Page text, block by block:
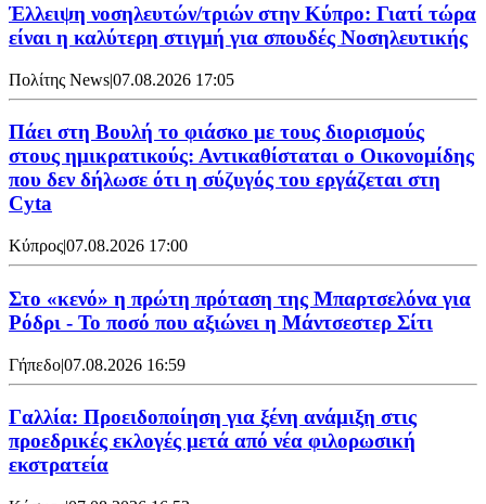
Έλλειψη νοσηλευτών/τριών στην Κύπρο: Γιατί τώρα
είναι η καλύτερη στιγμή για σπουδές Νοσηλευτικής
Πολίτης News|07.08.2026 17:05
Πάει στη Βουλή το φιάσκο με τους διορισμούς
στους ημικρατικούς: Αντικαθίσταται ο Οικονομίδης
που δεν δήλωσε ότι η σύζυγός του εργάζεται στη
Cyta
Κύπρος|07.08.2026 17:00
Στο «κενό» η πρώτη πρόταση της Μπαρτσελόνα για
Ρόδρι - Το ποσό που αξιώνει η Μάντσεστερ Σίτι
Γήπεδο|07.08.2026 16:59
Γαλλία: Προειδοποίηση για ξένη ανάμιξη στις
προεδρικές εκλογές μετά από νέα φιλορωσική
εκστρατεία